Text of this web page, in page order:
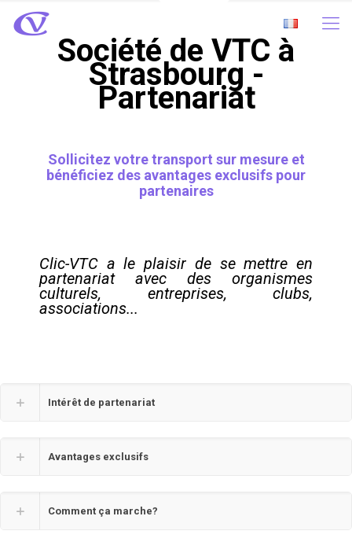
Société de VTC à
Strasbourg -
Partenariat
Sollicitez votre transport sur mesure et
bénéficiez des avantages exclusifs pour
partenaires
Clic-VTC a le plaisir de se mettre en
partenariat avec des organismes
culturels, entreprises, clubs,
associations...
Intérêt de partenariat
Avantages exclusifs
Comment ça marche?